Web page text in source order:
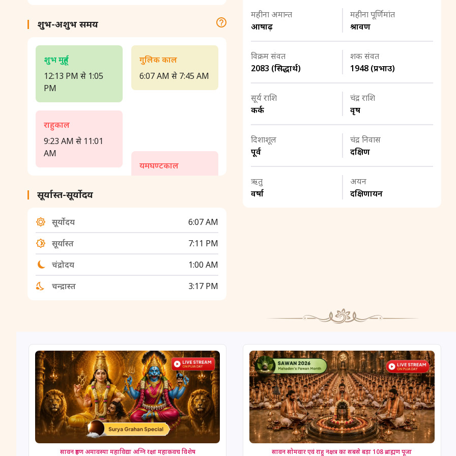
शुभ-अशुभ समय
शुभ मुहूर्त
12:13 PM से 1:05
PM
राहुकाल
9:23 AM से 11:01
AM
गुलिक काल
6:07 AM से 7:45 AM
यमघण्टकाल
सूर्यास्त-सूर्योदय
सूर्योदय
6:07 AM
सूर्यास्त
7:11 PM
चंद्रोदय
1:00 AM
चन्द्रास्त
3:17 PM
महीना अमान्त
आषाढ़
महीना पूर्णिमांत
श्रावण
विक्रम संवत
2083 (सिद्धार्थ)
शक संवत
1948 (प्रभाउ)
सूर्य राशि
कर्क
चंद्र राशि
वृष
दिशाशूल
पूर्व
चंद्र निवास
दक्षिण
ऋतु
वर्षा
अयन
दक्षिणायन
सावन ग्रहण अमावस्या महाविद्या अग्नि रक्षा महाकवच विशेष सावन सोमवार एवं राहु नक्षत्र का सबसे बड़ा 108 ब्राह्मण पूजा